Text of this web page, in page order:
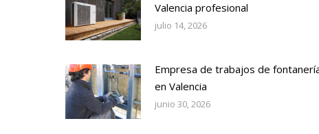
Valencia profesional
julio 14, 2026
Empresa de trabajos de
en Valencia
junio 30, 2026